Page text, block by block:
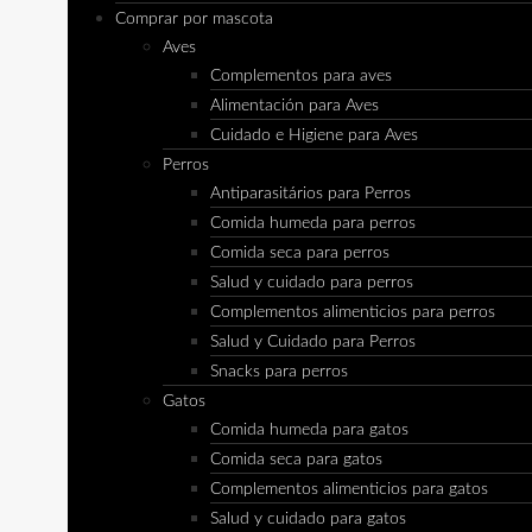
Comprar por mascota
Aves
Complementos para aves
Alimentación para Aves
Cuidado e Higiene para Aves
Perros
Antiparasitários para Perros
Comida humeda para perros
Comida seca para perros
Salud y cuidado para perros
Complementos alimenticios para perros
Salud y Cuidado para Perros
Snacks para perros
Gatos
Comida humeda para gatos
Comida seca para gatos
Complementos alimenticios para gatos
Salud y cuidado para gatos